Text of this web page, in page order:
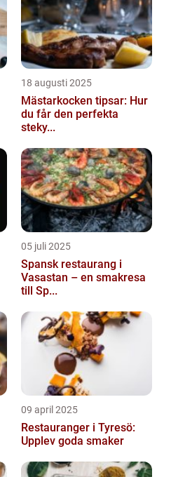
18 augusti 2025
Mästarkocken tipsar: Hur
du får den perfekta
steky...
05 juli 2025
Spansk restaurang i
Vasastan – en smakresa
till Sp...
09 april 2025
Restauranger i Tyresö:
Upplev goda smaker